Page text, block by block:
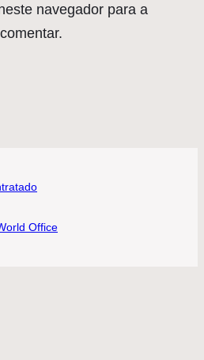
navegador para a
Office